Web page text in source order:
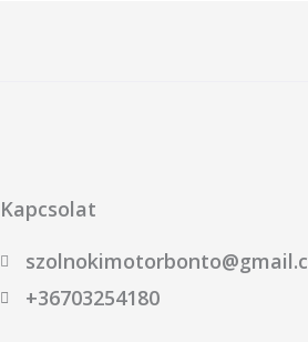
Kapcsolat
+36703254180